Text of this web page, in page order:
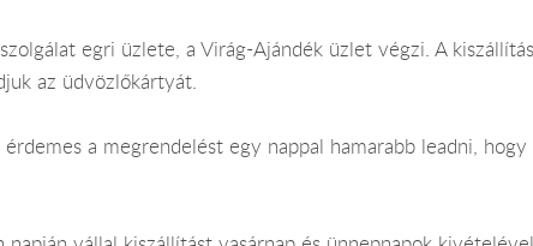
egri üzlete, a Virág-Ajándék üzlet végzi. A
az üdvözlőkártyát.
a megrendelést egy nappal hamarabb leadni,